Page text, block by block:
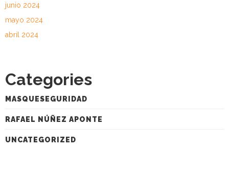
junio 2024
mayo 2024
abril 2024
Categories
MASQUESEGURIDAD
RAFAEL NÚÑEZ APONTE
UNCATEGORIZED